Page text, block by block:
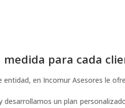
para cada
en Incomur Asesores le
desarrollamos un plan